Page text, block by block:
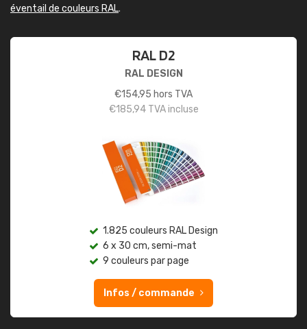
éventail de couleurs RAL.
RAL D2
RAL DESIGN
€154,95 hors TVA
€185,94TVA incluse
1.825 couleurs RAL Design
6 x 30 cm, semi-mat
9 couleurs par page
Infos / commande